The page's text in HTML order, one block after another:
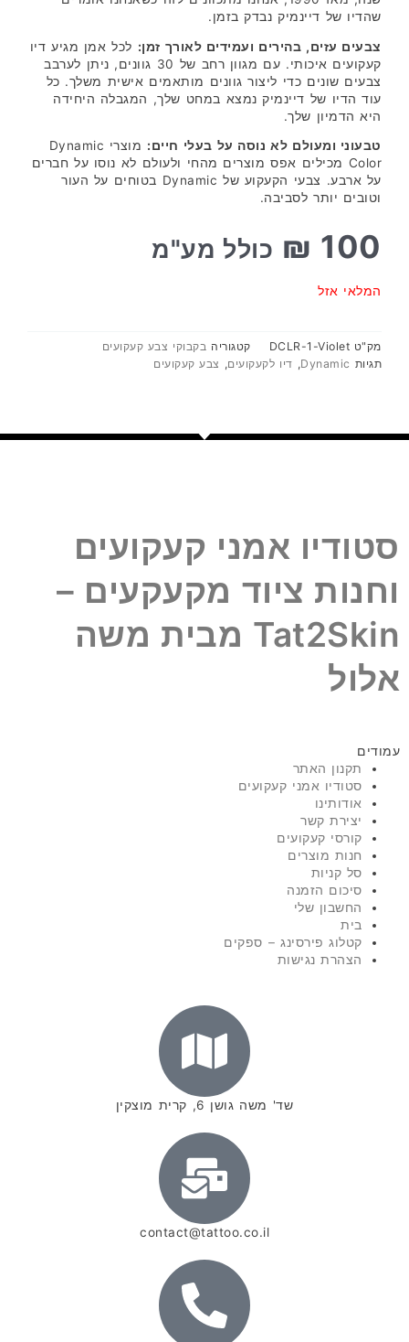
שהדיו של דיינמיק נבדק בזמן.
צבעים עזים, בהירים ועמידים לאורך זמן: לכל אמן מגיע דיו
קעקועים איכותי. עם מגוון רחב של 30 גוונים, ניתן לערבב
צבעים שונים כדי ליצור גוונים מותאמים אישית משלך. כל
עוד הדיו של דיינמיק נמצא במחט שלך, המגבלה היחידה
היא הדמיון שלך.
טבעוני ומעולם לא נוסה על בעלי חיים:
מוצרי Dynamic
Color מכילים אפס מוצרים מהחי ולעולם לא נוסו על חברים
על ארבע. צבעי הקעקוע של Dynamic בטוחים על העור
וטובים יותר לסביבה.
₪ 100 כולל מע"מ
המלאי אזל
מק"ט DCLR-1-Violet קטגוריה בקבוקי צבע קעקועים
תגיות Dynamic
, דיו לקעקועים, צבע קעקועים
סטודיו אמני קעקועים
וחנות ציוד מקעקעים –
Tat2Skin מבית משה
אלול
עמודים
תקנון האתר
סטודיו אמני קעקועים
אודותינו
יצירת קשר
קורסי קעקועים
חנות מוצרים
סל קניות
סיכום הזמנה
החשבון שלי
בית
קטלוג פירסינג – ספקים
הצהרת נגישות
שד' משה גושן 6, קרית מוצקין
contact@tattoo.co.il